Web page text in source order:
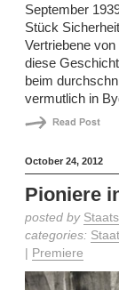
September
Stück
Vertriebene
diese
beim
vermutlich in
October 24, 2012
Pioniere
posted by
categories:
Premiere